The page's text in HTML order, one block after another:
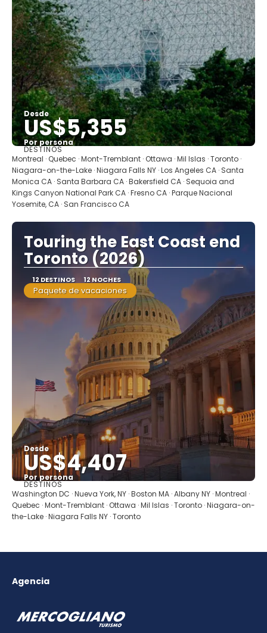
Desde
US$5,355
Por persona
Ver
DESTINOS
Montreal · Quebec · Mont-Tremblant · Ottawa · Mil Islas · Toronto ·
Niagara-on-the-Lake · Niagara Falls NY · Los Angeles CA · Santa
Monica CA · Santa Barbara CA · Bakersfield CA · Sequoia and
Kings Canyon National Park CA · Fresno CA · Parque Nacional
Yosemite, CA · San Francisco CA
Touring the East Coast end
Toronto (2026)
12 DESTINOS 12 NOCHES
Paquete de vacaciones
Desde
US$4,407
Por persona
Ver
DESTINOS
Washington DC · Nueva York, NY · Boston MA · Albany NY · Montreal ·
Quebec · Mont-Tremblant · Ottawa · Mil Islas · Toronto · Niagara-on-
the-Lake · Niagara Falls NY · Toronto
Agencia